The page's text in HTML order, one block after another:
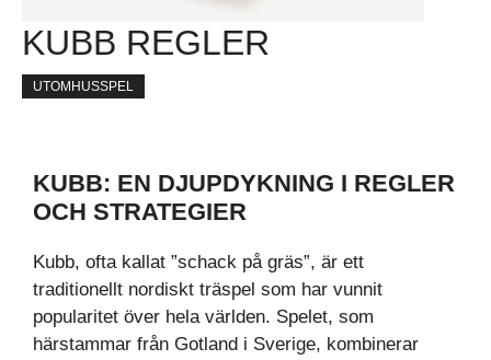
KUBB REGLER
UTOMHUSSPEL
KUBB: EN DJUPDYKNING I REGLER
OCH STRATEGIER
Kubb, ofta kallat ”schack på gräs”, är ett
traditionellt nordiskt träspel som har vunnit
popularitet över hela världen. Spelet, som
härstammar från Gotland i Sverige, kombinerar